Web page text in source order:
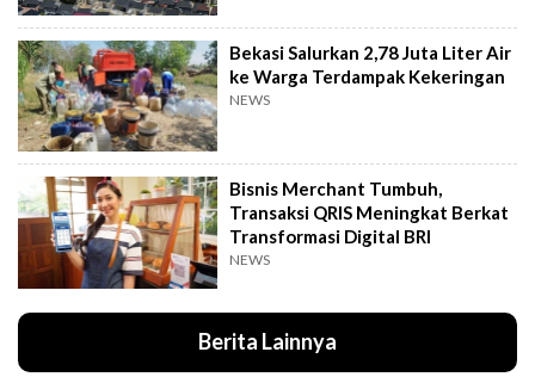
Bekasi Salurkan 2,78 Juta Liter Air
ke Warga Terdampak Kekeringan
NEWS
Bisnis Merchant Tumbuh,
Transaksi QRIS Meningkat Berkat
Transformasi Digital BRI
NEWS
Berita Lainnya